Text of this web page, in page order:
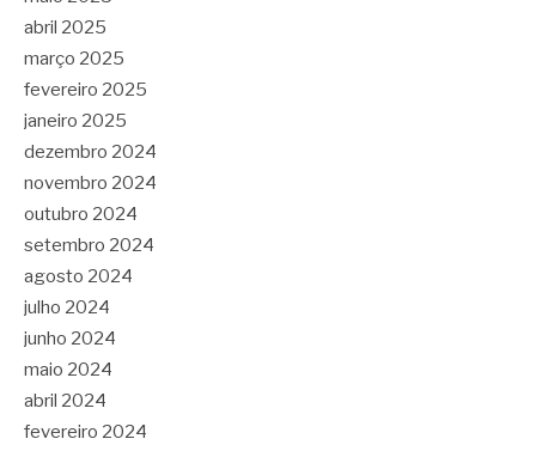
abril 2025
março 2025
fevereiro 2025
janeiro 2025
dezembro 2024
novembro 2024
outubro 2024
setembro 2024
agosto 2024
julho 2024
junho 2024
maio 2024
abril 2024
fevereiro 2024